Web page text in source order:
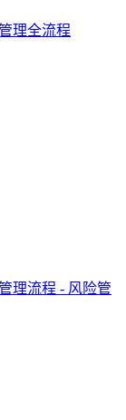
理全流程
理流程 - 风险管